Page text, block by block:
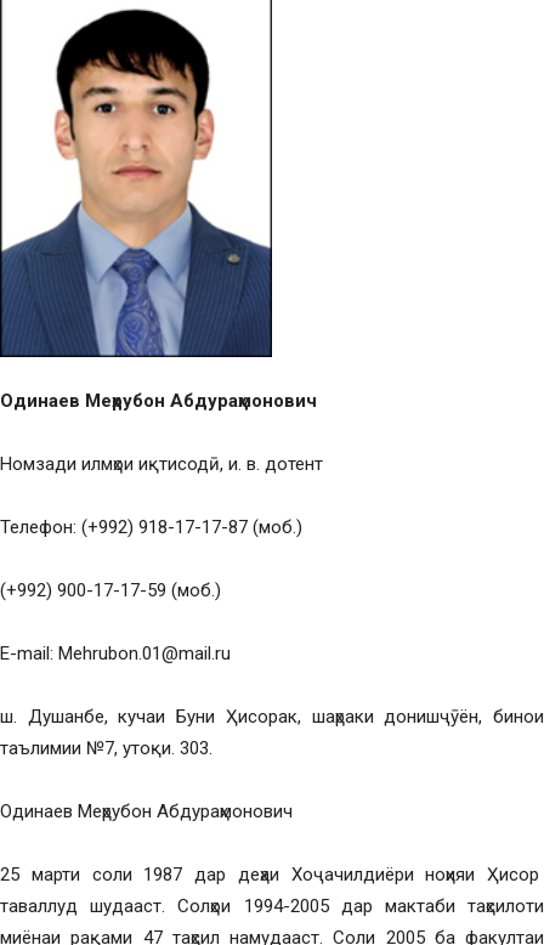
Одинаев Меҳрубон Абдураҳмонович
Номзади илмҳои иқтисодӣ, и. в. дотент
Телефон: (+992) 918-17-17-87 (моб.)
(+992) 900-17-17-59 (моб.)
E-mail: Mehrubon.01@mail.ru
ш. Душанбе, кучаи Буни Ҳисорак, шаҳраки донишҷӯён, бинои
таълимии №7, утоқи. 303.
Одинаев Меҳрубон Абдураҳмонович
25 марти соли 1987 дар деҳаи Хоҷачилдиёри ноҳияи Ҳисор
таваллуд шудааст. Солҳои 1994-2005 дар мактаби таҳсилоти
миёнаи рақами 47 таҳсил намудааст. Соли 2005 ба факултаи